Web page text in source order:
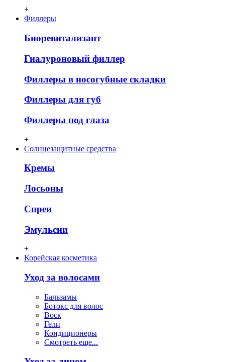
+
Филлеры
Биоревитализант
Гиалуроновый филлер
Филлеры в носогубные складки
Филлеры для губ
Филлеры под глаза
+
Солнцезащитные средства
Кремы
Лосьоны
Спреи
Эмульсии
+
Корейская косметика
Уход за волосами
Бальзамы
Ботокс для волос
Воск
Гели
Кондиционеры
Смотреть еще...